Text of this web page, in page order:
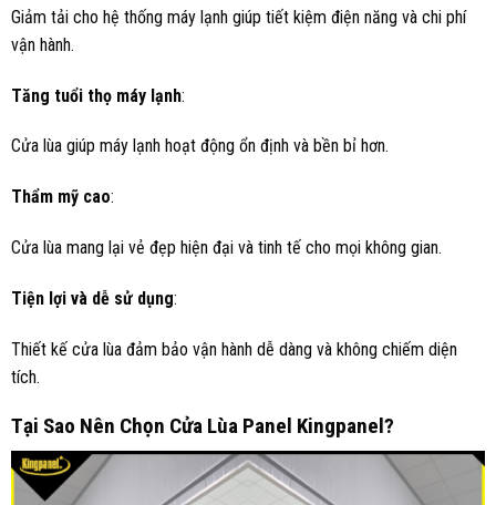
Giảm tải cho hệ thống máy lạnh giúp tiết kiệm điện năng và chi phí
vận hành.
Tăng tuổi thọ máy lạnh:
Cửa lùa giúp máy lạnh hoạt động ổn định và bền bỉ hơn.
Thẩm mỹ cao:
Cửa lùa mang lại vẻ đẹp hiện đại và tinh tế cho mọi không gian.
Tiện lợi và dễ sử dụng:
Thiết kế cửa lùa đảm bảo vận hành dễ dàng và không chiếm diện
tích.
Tại Sao Nên Chọn Cửa Lùa Panel Kingpanel?